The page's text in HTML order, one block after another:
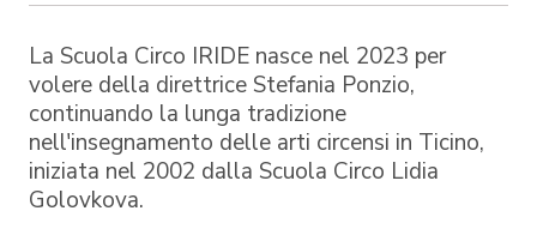
La Scuola Circo IRIDE nasce nel 2023 per
volere della direttrice Stefania Ponzio,
continuando la lunga tradizione
nell'insegnamento delle arti circensi in Ticino,
iniziata nel 2002 dalla Scuola Circo Lidia
Golovkova.